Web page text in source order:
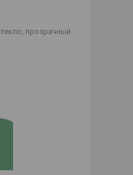
прозрачный